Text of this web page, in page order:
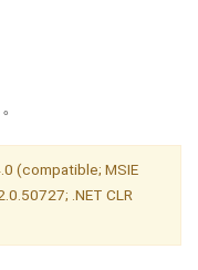
(compatible; MSIE
.NET CLR